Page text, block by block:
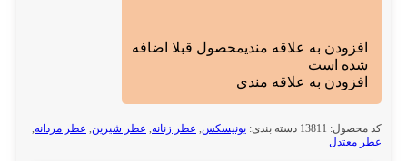
افزودن به علاقه مندیمحصول قبلا اضافه
شده است
افزودن به علاقه مندی
کد محصول: 13811 دسته بندی: یونیسکس, عطر زنانه, عطر شیرین, عطر مردانه,
عطر معتدل